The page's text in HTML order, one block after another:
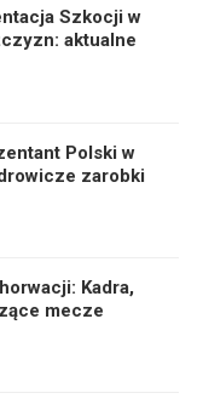
Szkocji w
aktualne
Polski w
zarobki
Kadra,
mecze